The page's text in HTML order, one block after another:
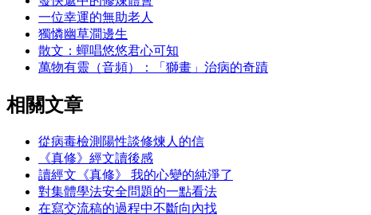
一位幸運的無助老人
獨憐幽草澗邊生
散文：蟬唱悠悠君心可知
萬物有靈（音頻）：「獅畫」治病的奇蹟
相關文章
從病毒檢測陽性談修煉人的信
《真修》經文讀後感
讀經文《真修》 我的心變的純淨了
對集體學法安全問題的一點看法
在寫交流稿的過程中不斷向內找